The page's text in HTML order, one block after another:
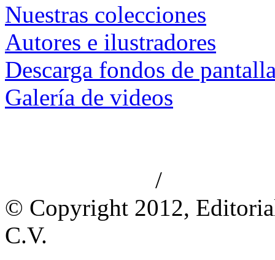
Nuestras colecciones
Autores e ilustradores
Descarga fondos de
Galería de videos
/
© Copyright 2012,
C.V.